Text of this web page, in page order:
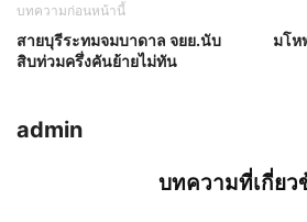
บทความก่อนหน้านี้
สายบุรีระทมจมบาดาล จยย.นับ
สิบท่วมครึ่งคันย้ายไม่ทัน
มโห
admin
บทความที่เกี่ยว